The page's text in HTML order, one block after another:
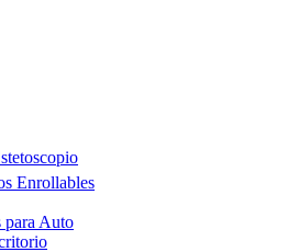
Enrollables
para Auto